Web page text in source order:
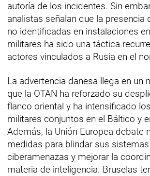
autoría de los incidentes. Sin
analistas señalan que la presencia
no identificadas en instalaciones
militares ha sido una táctica
actores vinculados a Rusia en el
La advertencia danesa llega en un
que la OTAN ha reforzado su
flanco oriental y ha intensificado
militares conjuntos en el Báltico y
Además, la Unión Europea debate
medidas para blindar sus
ciberamenazas y mejorar la
materia de inteligencia. Bruselas